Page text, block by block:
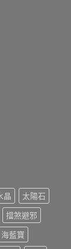
晶
太陽石
擋煞避邪
海藍寶